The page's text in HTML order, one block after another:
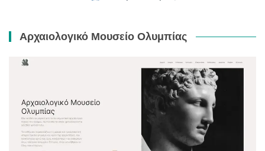
Αρχαιολογικό Μουσείο Ολυμπίας